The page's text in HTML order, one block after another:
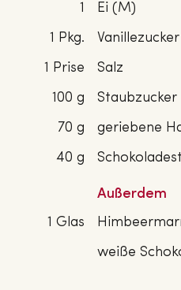
1
Ei (M)
1 Pkg.
Vanillezucker
1 Prise
Salz
100 g
Staubzucker
70 g
geriebene
40 g
Außerdem
1 Glas
weiße